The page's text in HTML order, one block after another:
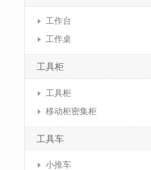
工作台
工作桌
工具柜
工具柜
移动柜密集柜
工具车
小推车